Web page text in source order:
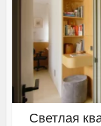
Светлая